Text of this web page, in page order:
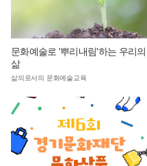
문화예술로 '뿌리내림'하는 우리의
삶
삶의로서의 문화예술교육